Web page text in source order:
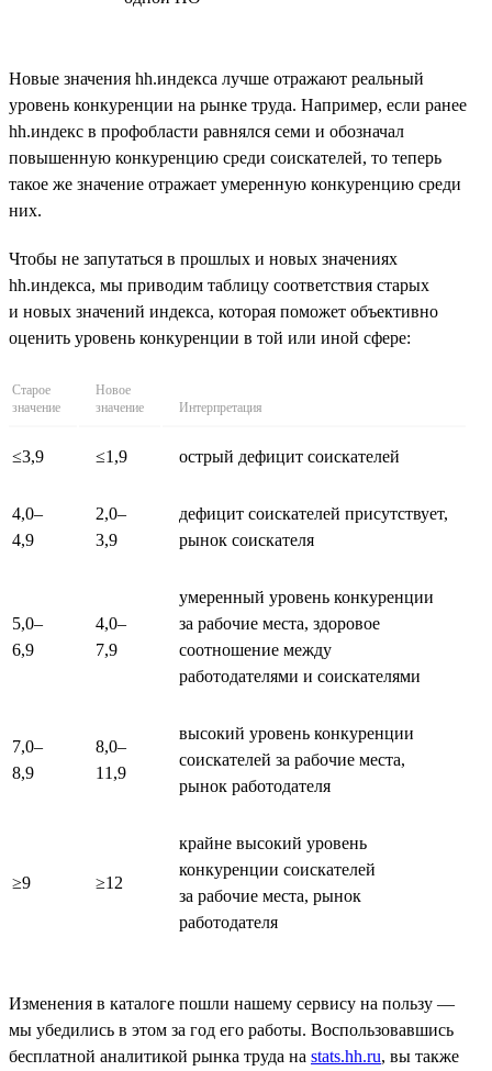
Новые значения hh.индекса лучше отражают реальный
уровень конкуренции на рынке труда. Например, если ранее
hh.индекс в профобласти равнялся семи и обозначал
повышенную конкуренцию среди соискателей, то теперь
такое же значение отражает умеренную конкуренцию среди
них.
Чтобы не запутаться в прошлых и новых значениях
hh.индекса, мы приводим таблицу соответствия старых
и новых значений индекса, которая поможет объективно
оценить уровень конкуренции в той или иной сфере:
Старое
значение
Новое
значение
Интерпретация
≤3,9 ≤1,9 острый дефицит соискателей
4,0–
4,9
2,0–
3,9
дефицит соискателей присутствует,
рынок соискателя
5,0–
6,9
4,0–
7,9
умеренный уровень конкуренции
за рабочие места, здоровое
соотношение между
работодателями и соискателями
7,0–
8,9
8,0–
11,9
высокий уровень конкуренции
соискателей за рабочие места,
рынок работодателя
≥9 ≥12
крайне высокий уровень
конкуренции соискателей
за рабочие места, рынок
работодателя
Изменения в каталоге пошли нашему сервису на пользу —
мы убедились в этом за год его работы. Воспользовавшись
бесплатной аналитикой рынка труда на stats.hh.ru, вы также